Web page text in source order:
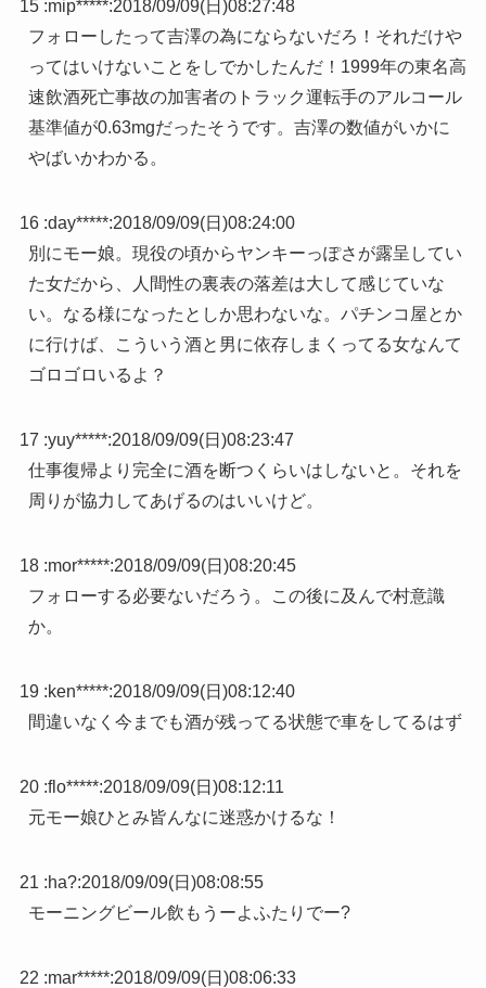
15 :mip*****:2018/09/09(日)08:27:48
フォローしたって吉澤の為にならないだろ！それだけや
ってはいけないことをしでかしたんだ！1999年の東名高
速飲酒死亡事故の加害者のトラック運転手のアルコール
基準値が0.63mgだったそうです。吉澤の数値がいかに
やばいかわかる。
16 :day*****:2018/09/09(日)08:24:00
別にモー娘。現役の頃からヤンキーっぽさが露呈してい
た女だから、人間性の裏表の落差は大して感じていな
い。なる様になったとしか思わないな。パチンコ屋とか
に行けば、こういう酒と男に依存しまくってる女なんて
ゴロゴロいるよ？
17 :yuy*****:2018/09/09(日)08:23:47
仕事復帰より完全に酒を断つくらいはしないと。それを
周りが協力してあげるのはいいけど。
18 :mor*****:2018/09/09(日)08:20:45
フォローする必要ないだろう。この後に及んで村意識
か。
19 :ken*****:2018/09/09(日)08:12:40
間違いなく今までも酒が残ってる状態で車をしてるはず
20 :flo*****:2018/09/09(日)08:12:11
元モー娘ひとみ皆んなに迷惑かけるな！
21 :ha?:2018/09/09(日)08:08:55
モーニングビール飲もうーよふたりでー?
22 :mar*****:2018/09/09(日)08:06:33